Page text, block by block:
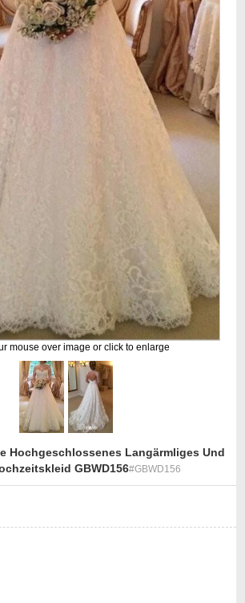
Hochgeschlossenes Langärmliges Und
GBWD156#GBWD156
mouse over image or click to enlarge